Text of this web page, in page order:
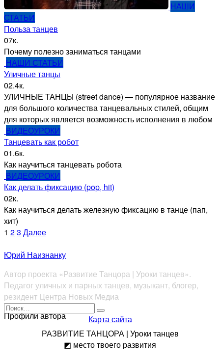
НАШИ
СТАТЬИ
Польза танцев
07к.
Почему полезно заниматься танцами
НАШИ СТАТЬИ
Уличные танцы
02.4к.
УЛИЧНЫЕ ТАНЦЫ (street dance) — популярное название
для большого количества танцевальных стилей, общим
для которых является возможность исполнения в любом
ВИДЕОУРОКИ
Танцевать как робот
01.6к.
Как научиться танцевать робота
ВИДЕОУРОКИ
Как делать фиксацию (pop, hit)
02к.
Как научиться делать железную фиксацию в танце (пап,
хит)
Пагинация
1 23 Далее
Юрий Наизнанку
Автор проекта «Развитие Танцора | Уроки танцев».
Педагог уличных и парных танцев, музыкант, блогер,
резидент Центра Новых Медиа
Профили автора
Search
for:
Карта сайта
РАЗВИТИЕ ТАНЦОРА | Уроки танцев
◩ место твоего развития